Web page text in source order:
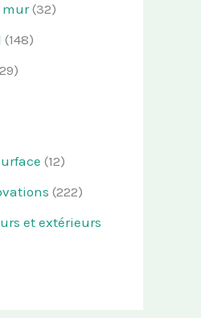
mur(32)
(148)
(12)
(222)
et extérieurs